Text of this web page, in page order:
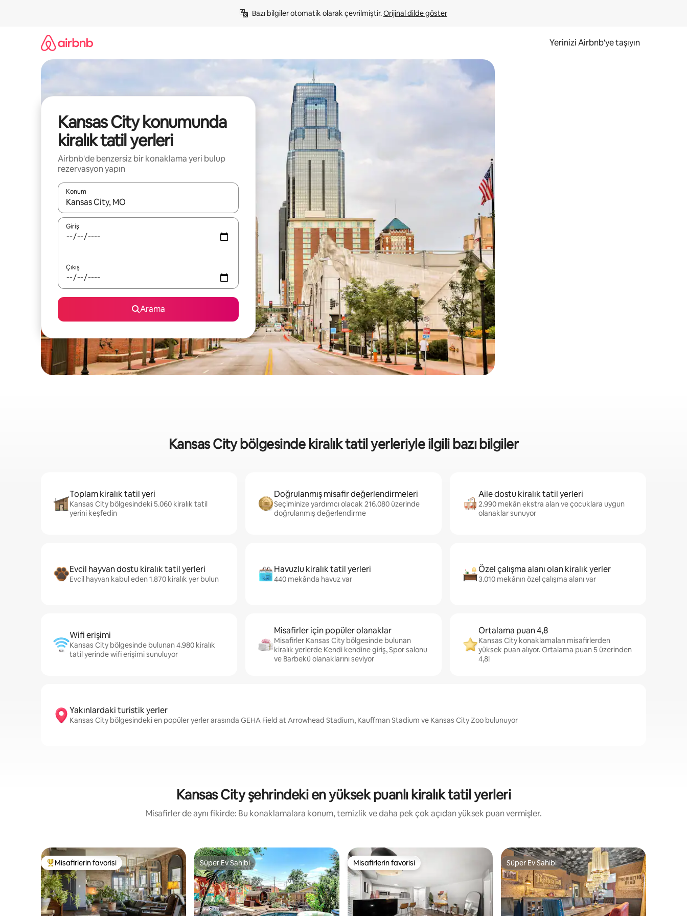
Bazı bilgiler otomatik olarak çevrilmiştir. Orijinal dilde göster
Yerinizi Airbnb'ye taşıyın
Kansas City konumunda
kiralık tatil yerleri
Airbnb'de benzersiz bir konaklama yeri bulup
rezervasyon yapın
Konum
Sonuçlar kullanılabilir olduğunda yukarı ve aşağı oklarıyla gezinin veya dokunarak ya da kaydırma hareketleriyle keşfedin.
Giriş
Çıkış
Arama
Kansas City bölgesinde kiralık tatil yerleriyle ilgili bazı bilgiler
Toplam kiralık tatil yeri
Kansas City bölgesindeki 5.060 kiralık tatil
yerini keşfedin
Doğrulanmış misafir değerlendirmeleri
Seçiminize yardımcı olacak 216.080 üzerinde
doğrulanmış değerlendirme
Aile dostu kiralık tatil yerleri
2.990 mekân ekstra alan ve çocuklara uygun
olanaklar sunuyor
Evcil hayvan dostu kiralık tatil yerleri
Evcil hayvan kabul eden 1.870 kiralık yer bulun
Havuzlu kiralık tatil yerleri
440 mekânda havuz var
Özel çalışma alanı olan kiralık yerler
3.010 mekânın özel çalışma alanı var
Wifi erişimi
Kansas City bölgesinde bulunan 4.980 kiralık
tatil yerinde wifi erişimi sunuluyor
Misafirler için popüler olanaklar
Misafirler Kansas City bölgesinde bulunan
kiralık yerlerde Kendi kendine giriş, Spor salonu
ve Barbekü olanaklarını seviyor
Ortalama puan 4,8
Kansas City konaklamaları misafirlerden
yüksek puan alıyor. Ortalama puan 5 üzerinden
4,8!
Yakınlardaki turistik yerler
Kansas City bölgesindeki en popüler yerler arasında GEHA Field at Arrowhead Stadium, Kauffman Stadium ve Kansas City Zoo bulunuyor
Kansas City şehrindeki en yüksek puanlı kiralık tatil yerleri
Misafirler de aynı fikirde: Bu konaklamalara konum, temizlik ve daha pek çok açıdan yüksek puan vermişler.
Misafirlerin favorilerinden en beğenilenler arasında
Misafirlerin favorisi Süper Ev Sahibi
Süper Ev Sahibi Misafirlerin favorisi
Misafirlerin favorisi Süper Ev Sahibi
Süper Ev Sahibi